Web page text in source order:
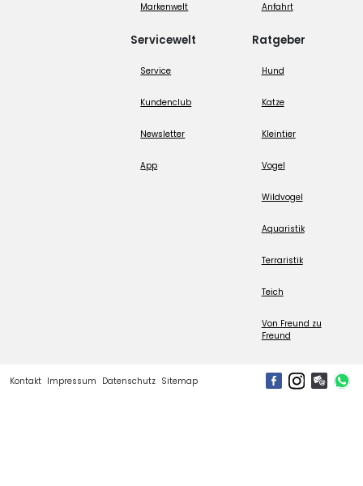
Markenwelt
Servicewelt
Service
Kundenclub
Newsletter
App
Anfahrt
Ratgeber
Hund
Katze
Kleintier
Vogel
Wildvogel
Aquaristik
Terraristik
Teich
Von Freund zu
Freund
Kontakt Impressum Datenschutz Sitemap